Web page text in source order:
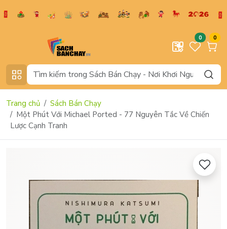
0 0
Trang chủ
Sách Bán Chạy
Một Phút Với Michael Ported - 77 Nguyên Tắc Về Chiến
Lược Cạnh Tranh